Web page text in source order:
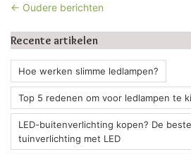
← Oudere berichten
Recente artikelen
Hoe werken slimme ledlampen?
Top 5 redenen om voor ledlampen te
LED-buitenverlichting kopen? De
tuinverlichting met LED